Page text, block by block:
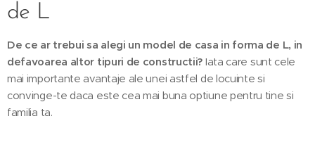
de L
De ce ar trebui sa alegi un model de casa in forma de L, in
defavoarea altor tipuri de constructii? Iata care sunt cele
mai importante avantaje ale unei astfel de locuinte si
convinge-te daca este cea mai buna optiune pentru tine si
familia ta.